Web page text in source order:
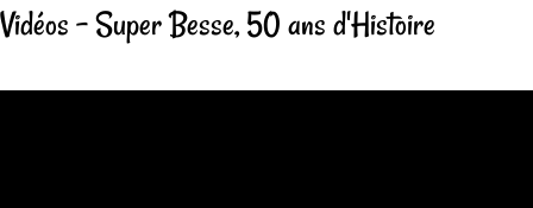
Vidéos - Super Besse, 50 ans d'Histoire